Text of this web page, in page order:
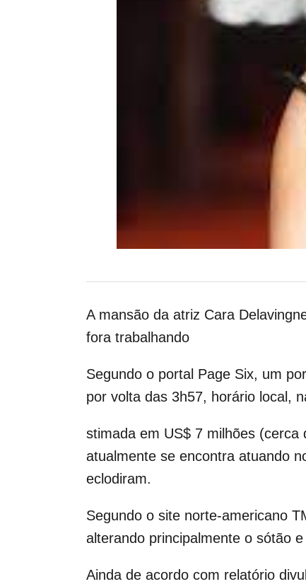
A mansão da atriz Cara
fora trabalhando
Segundo o portal Page Six, um
por volta das 3h57, horário local,
stimada em US$ 7 milhões (cerca
atualmente se encontra atuando
eclodiram.
Segundo o site norte-americano
alterando principalmente o sótão
Ainda de acordo com relatório